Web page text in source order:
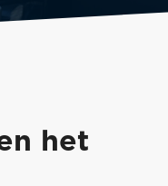
het